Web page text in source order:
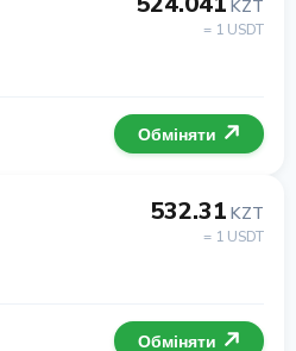
KZT
= 1 USDT
Обміняти
532.31 KZT
= 1 USDT
Обміняти